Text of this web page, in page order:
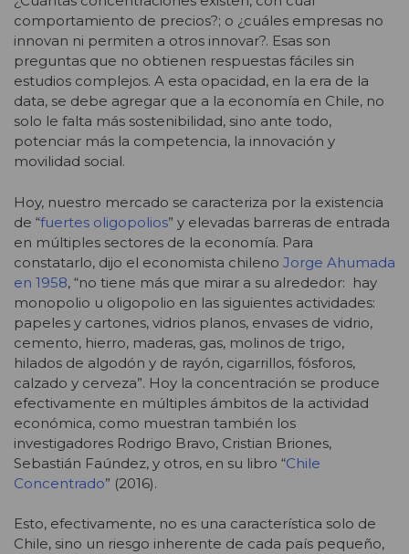
comportamiento de precios?; o ¿cuáles empresas no
innovan ni permiten a otros innovar?. Esas son
preguntas que no obtienen respuestas fáciles sin
estudios complejos. A esta opacidad, en la era de la
data, se debe agregar que a la economía en Chile, no
solo le falta más sostenibilidad, sino ante todo,
potenciar más la competencia, la innovación y
movilidad social.
Hoy, nuestro mercado se caracteriza por la existencia
de “fuertes oligopolios” y elevadas barreras de entrada
en múltiples sectores de la economía. Para
constatarlo, dijo el economista chileno Jorge Ahumada
en 1958, “no tiene más que mirar a su alrededor: hay
monopolio u oligopolio en las siguientes actividades:
papeles y cartones, vidrios planos, envases de vidrio,
cemento, hierro, maderas, gas, molinos de trigo,
hilados de algodón y de rayón, cigarrillos, fósforos,
calzado y cerveza”. Hoy la concentración se produce
efectivamente en múltiples ámbitos de la actividad
económica, como muestran también los
investigadores Rodrigo Bravo, Cristian Briones,
Sebastián Faúndez, y otros, en su libro “Chile
Concentrado” (2016).
Esto, efectivamente, no es una característica solo de
Chile, sino un riesgo inherente de cada país pequeño,